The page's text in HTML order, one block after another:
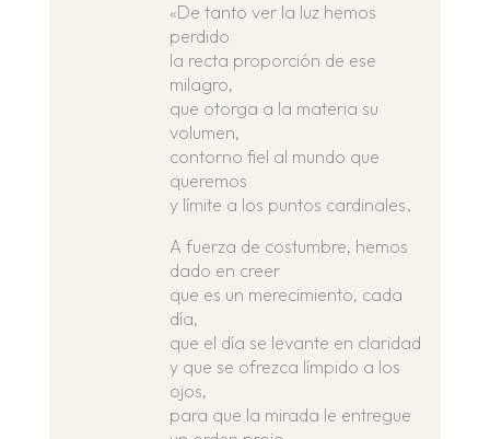
«De tanto ver la luz hemos
perdido
la recta proporción de ese
milagro,
que otorga a la materia su
volumen,
contorno fiel al mundo que
queremos
y límite a los puntos cardinales.
A fuerza de costumbre, hemos
dado en creer
que es un merecimiento, cada
día,
que el día se levante en claridad
y que se ofrezca límpido a los
ojos,
para que la mirada le entregue